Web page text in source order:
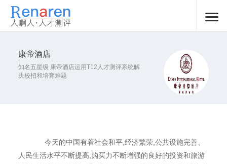
康帝酒店
知名五星级 康帝酒店运用T12人才测评系统解
决校招和培育难题
今天的中国有着社会和平,经济繁荣,公共设施完善、
人民生活水平不断提高,购买力不断增强的良好的投资和旅游